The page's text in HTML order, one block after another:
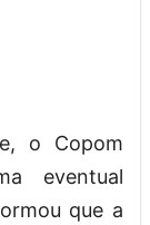
o Copom
eventual
que a